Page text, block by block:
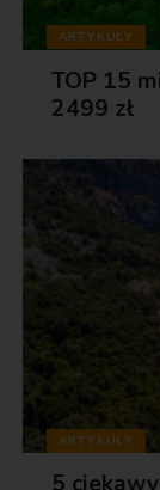
ARTYKUŁY
TOP 15
2499 zł
ARTYKUŁY